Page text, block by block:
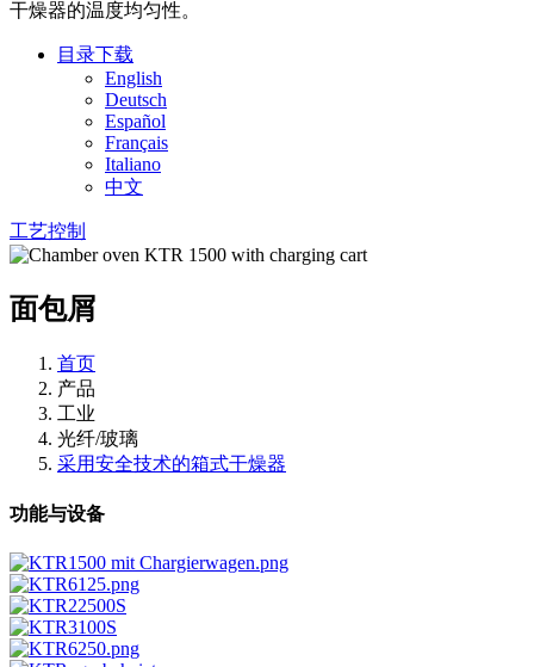
干燥器的温度均匀性。
目录下载
English
Deutsch
Español
Français
Italiano
中文
工艺控制
面包屑
首页
产品
工业
光纤/玻璃
采用安全技术的箱式干燥器
功能与设备